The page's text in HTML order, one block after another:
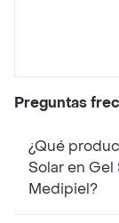
Preguntas
¿Qué
Solar en
Medipiel?